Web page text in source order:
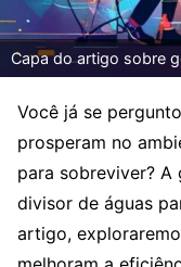
Capa do artigo sobre
Você já se
prosperam no
para sobreviver?
divisor de águas
artigo,